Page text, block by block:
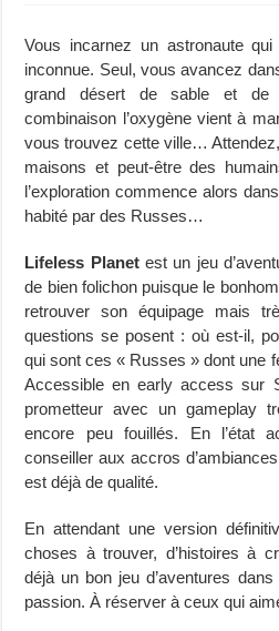
Vous incarnez un astronaute
inconnue. Seul, vous avancez
grand désert de sable et de
combinaison l’oxygène vient à
vous trouvez cette ville…
maisons et peut-être des
l’exploration commence alors
habité par des Russes…
Lifeless Planetest un jeu
de bien folichon puisque le
retrouver son équipage mais
questions se posent : où est-il,
qui sont ces « Russes » dont une
Accessible en early access sur
prometteur avec un gameplay
encore peu fouillés. En l’état
conseiller aux accros
est déjà de qualité.
En attendant une version
choses à trouver, d’histoires à
déjà un bon jeu d’aventures
passion. À réserver à ceux qui